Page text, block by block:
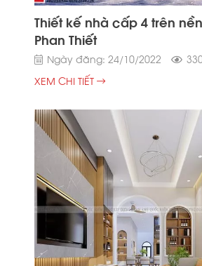
Thiết kế nhà cấp 4 trên
Phan Thiết
Ngày đăng: 24/10/2022
XEM CHI TIẾT